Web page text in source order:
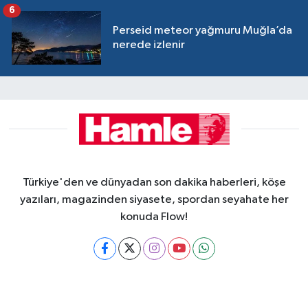
Perseid meteor yağmuru Muğla’da
nerede izlenir
6
Türkiye'den ve dünyadan son dakika haberleri, köşe
yazıları, magazinden siyasete, spordan seyahate her
konuda Flow!